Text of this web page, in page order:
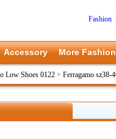
Fashion
Accessory More Fashion
Low Shoes 0122 > Ferragamo sz38-